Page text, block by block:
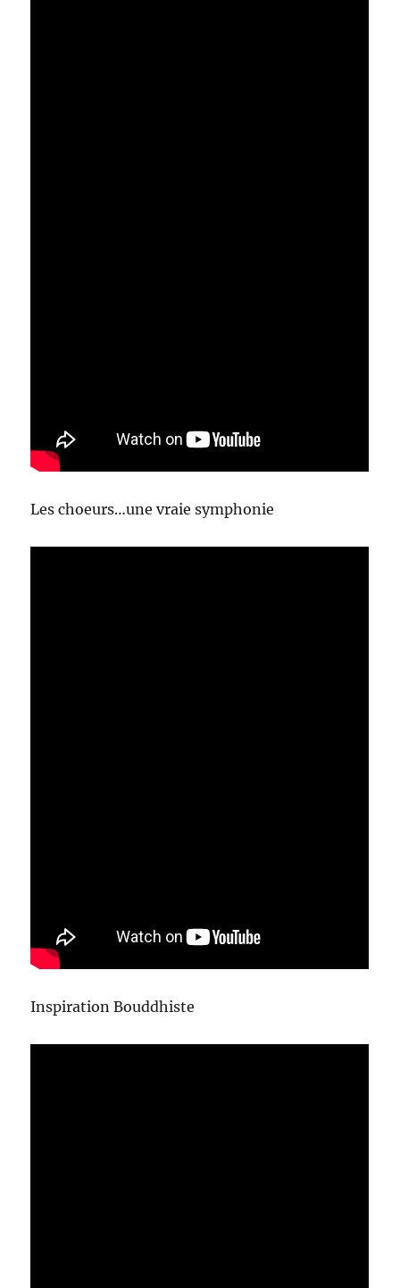
Les choeurs…une vraie symphonie
Inspiration Bouddhiste